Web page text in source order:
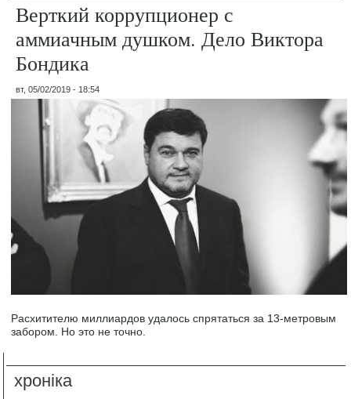
Верткий коррупционер с
аммиачным душком. Дело Виктора
Бондика
вт, 05/02/2019 - 18:54
Расхитителю миллиардов удалось спрятаться за 13-метровым
забором. Но это не точно.
хроніка